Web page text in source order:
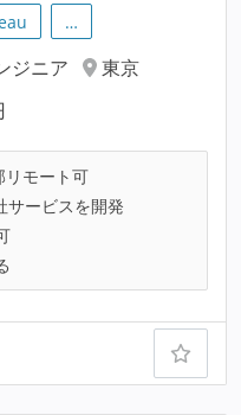
…
ジニア
東京
リモート可
サービスを開発